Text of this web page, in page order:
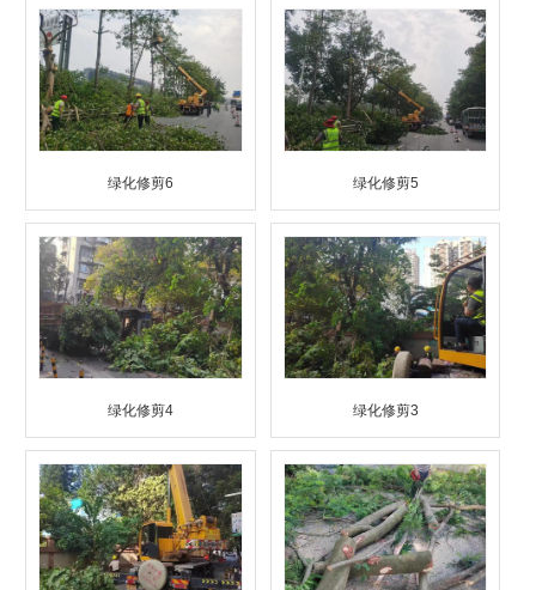
绿化修剪6 绿化修剪5
绿化修剪4 绿化修剪3